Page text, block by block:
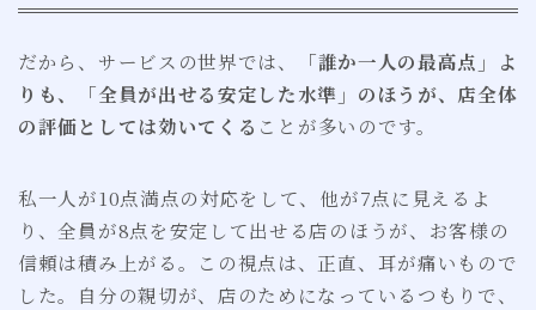
だから、サービスの世界では、
「誰か一人の最高点」よ
りも、「全員が出せる安定した水準」のほうが、店全体
の評価としては効いてくる ことが多いのです。
私一人が10点満点の対応をして、他が7点に見えるよ
り、全員が8点を安定して出せる店のほうが、お客様の
信頼は積み上がる。この視点は、正直、耳が痛いもので
した。自分の親切が、店のためになっているつもりで、